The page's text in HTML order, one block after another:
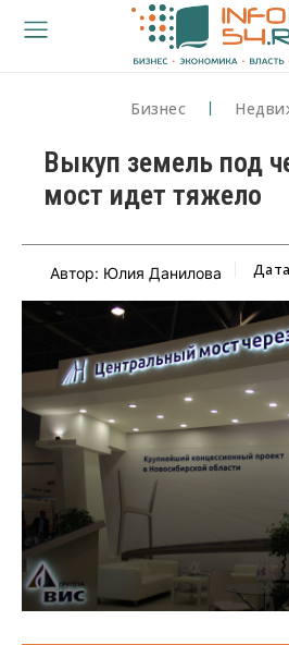
Бизнес
Выкуп земель под
мост идет тяжело
Автор: Юлия Данилова